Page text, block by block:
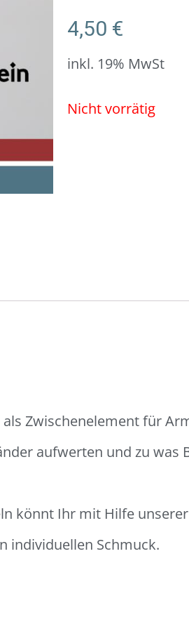
4,50 €
inkl. 19% MwSt
Nicht vorrätig
Zwischenelement für
aufwerten und zu was
könnt Ihr mit Hilfe
individuellen Schmuck.